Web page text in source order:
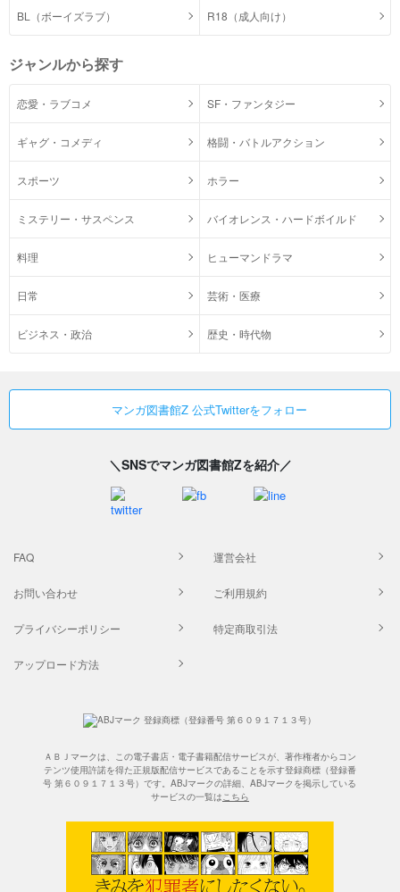
BL（ボーイズラブ） R18（成人向け）
ジャンルから探す
恋愛・ラブコメ SF・ファンタジー
ギャグ・コメディ 格闘・バトルアクション
スポーツ ホラー
ミステリー・サスペンス バイオレンス・ハードボイルド
料理 ヒューマンドラマ
日常 芸術・医療
ビジネス・政治 歴史・時代物
マンガ図書館Z 公式Twitterをフォロー
＼SNSでマンガ図書館Zを紹介／
FAQ 運営会社
お問い合わせ ご利用規約
プライバシーポリシー 特定商取引法
アップロード方法
ＡＢＪマークは、この電子書店・電子書籍配信サービスが、著作権者からコン
テンツ使用許諾を得た正規版配信サービスであることを示す登録商標（登録番
号 第６０９１７１３号）です。ABJマークの詳細、ABJマークを掲示している
サービスの一覧はこちら